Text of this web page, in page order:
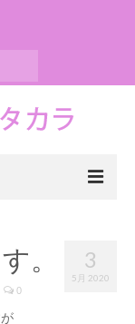
3
5月 2020
。
0